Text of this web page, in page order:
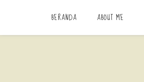
BERANDA ABOUT ME